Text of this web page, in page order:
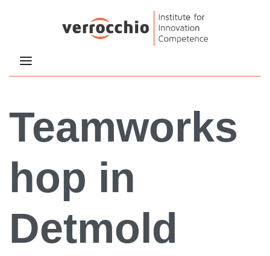
Teamworks
hop in
Detmold